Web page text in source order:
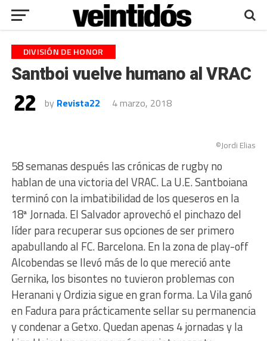
DIVISIÓN DE HONOR
Santboi vuelve humano al VRAC
by Revista22 4 marzo, 2018
©Jordi Elias
58 semanas después las crónicas de rugby no
hablan de una victoria del VRAC. La U.E. Santboiana
terminó con la imbatibilidad de los queseros en la
18ª Jornada. El Salvador aprovechó el pinchazo del
líder para recuperar sus opciones de ser primero
apabullando al FC. Barcelona. En la zona de play-off
Alcobendas se llevó más de lo que mereció ante
Gernika, los bisontes no tuvieron problemas con
Heranani y Ordizia sigue en gran forma. La Vila ganó
en Fadura para prácticamente sellar su permanencia
y condenar a Getxo. Quedan apenas 4 jornadas y la